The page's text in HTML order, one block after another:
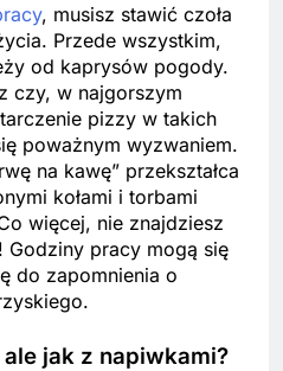
, musisz stawić czoła
Przede wszystkim,
od kaprysów pogody.
czy, w najgorszym
pizzy w takich
poważnym wyzwaniem.
na kawę” przekształca
kołami i torbami
więcej, nie znajdziesz
Godziny pracy mogą się
do zapomnienia o
jak z napiwkami?